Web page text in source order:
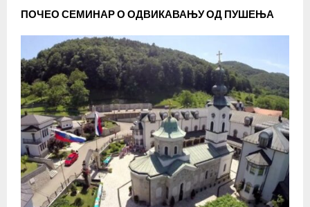
ПОЧЕО СЕМИНАР О ОДВИКАВАЊУ ОД ПУШЕЊА